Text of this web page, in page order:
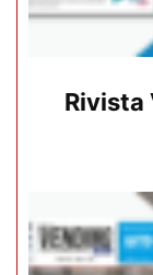
Rivista